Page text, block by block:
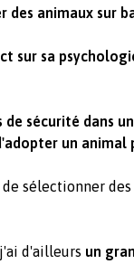
des animaux sur
sur sa
de sécurité dans
un animal
sélectionner
d'ailleurs un